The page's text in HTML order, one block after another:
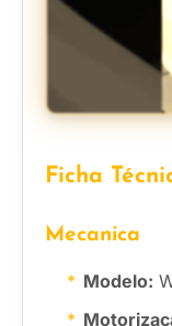
Ficha
Mecanica
Modelo: